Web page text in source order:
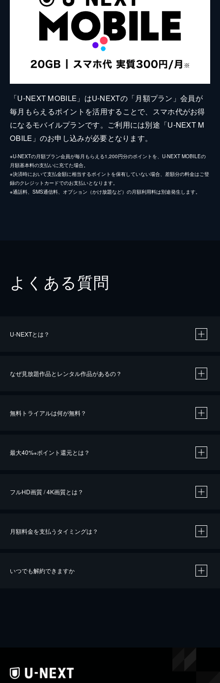
「U-NEXT MOBILE」はU-NEXTの「月額プラン」会員が
毎月もらえるポイントを活用することで、スマホ代がお得
になるモバイルプランです。ご利用には別途「U-NEXT M
OBILE」のお申し込みが必要となります。
※U-NEXTの月額プラン会員が毎月もらえる1,200円分のポイントを、U-NEXT MOBILEの
月額基本料の支払いに充てた場合。
※決済時において支払金額に相当するポイントを保有していない場合、差額分の料金はご登
録のクレジットカードでのお支払いとなります。
※通話料、SMS通信料、オプション（かけ放題など）の月額利用料は別途発生します。
よくある質問
U-NEXTとは？
なぜ見放題作品とレンタル作品があるの？
無料トライアルは何が無料？
最大40%※ポイント還元とは？
※40％ポイント還元の対象は、クレジットカード決済による作品の購入 / レンタルです。
iOSアプリのUコイン決済による作品の購入 / レンタルは、20％のポイント還元です。
フルHD画質 / 4K画質とは？
月額料金を支払うタイミングは？
いつでも解約できますか